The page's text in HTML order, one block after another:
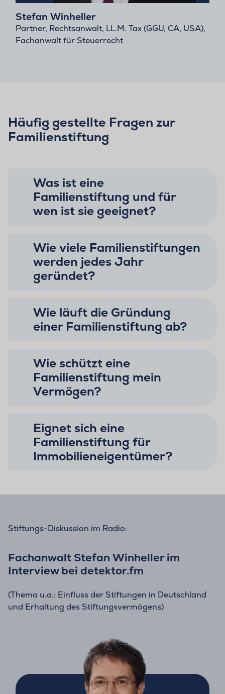
Stefan Winheller
Partner, Rechtsanwalt, LL.M. Tax (GGU, CA, USA),
Fachanwalt für Steuerrecht
Häufig gestellte Fragen zur
Familienstiftung
Was ist eine
Familienstiftung und für
wen ist sie geeignet?
Wie viele Familienstiftungen
werden jedes Jahr
geründet?
Wie läuft die Gründung
einer Familienstiftung ab?
Wie schützt eine
Familienstiftung mein
Vermögen?
Eignet sich eine
Familienstiftung für
Immobilieneigentümer?
Stiftungs-Diskussion im Radio:
Fachanwalt Stefan Winheller im
Interview bei detektor.fm
(Thema u.a.: Einfluss der Stiftungen in Deutschland
und Erhaltung des Stiftungsvermögens)